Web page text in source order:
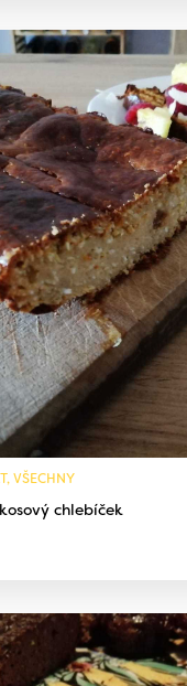
VŠECHNY
chlebíček